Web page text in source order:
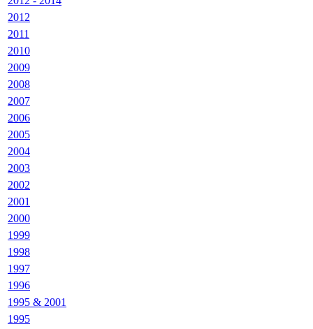
2012
2011
2010
2009
2008
2007
2006
2005
2004
2003
2002
2001
2000
1999
1998
1997
1996
1995 & 2001
1995